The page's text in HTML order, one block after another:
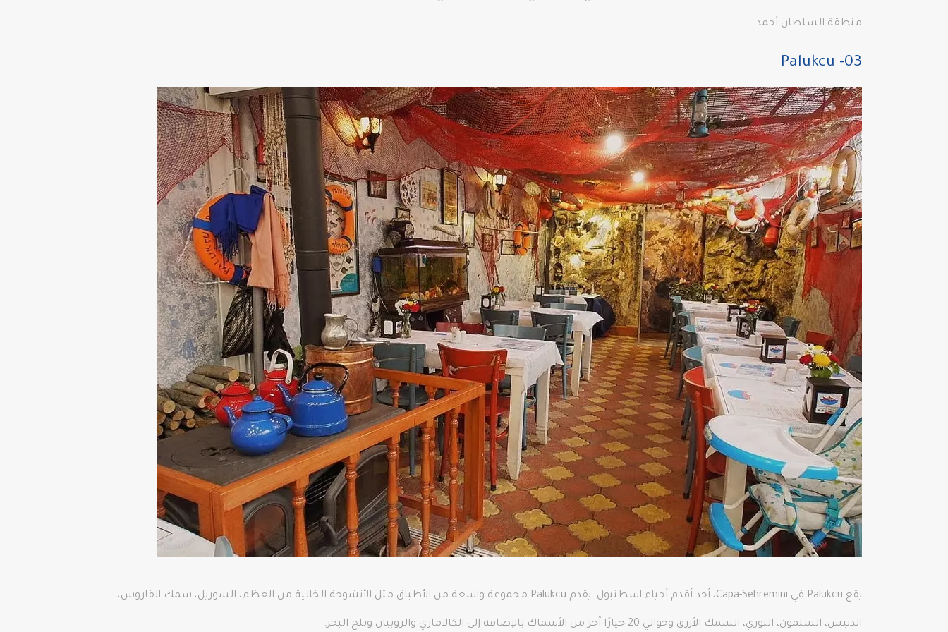
منطقة السلطان أحمد.
03- Palukcu
يقع Palukcu في Capa-Sehremini، أحد أقدم أحياء اسطنبول. يقدم Palukcu مجموعة واسعة من الأطباق مثل الأنشوجة الخالية من العظم، السوريل، سمك القاروس،
الدنيس، السلمون، البوري، السمك الأزرق وحوالي 20 خيارًا آخر من الأسماك بالإضافة إلى الكالاماري والروبيان وبلح البحر.